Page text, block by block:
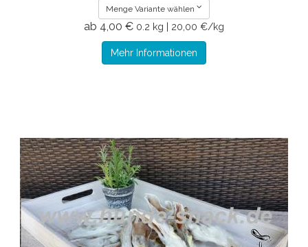
Menge Variante wählen
ab 4,00 € 0.2 kg | 20,00 €/kg
Mehr Informationen